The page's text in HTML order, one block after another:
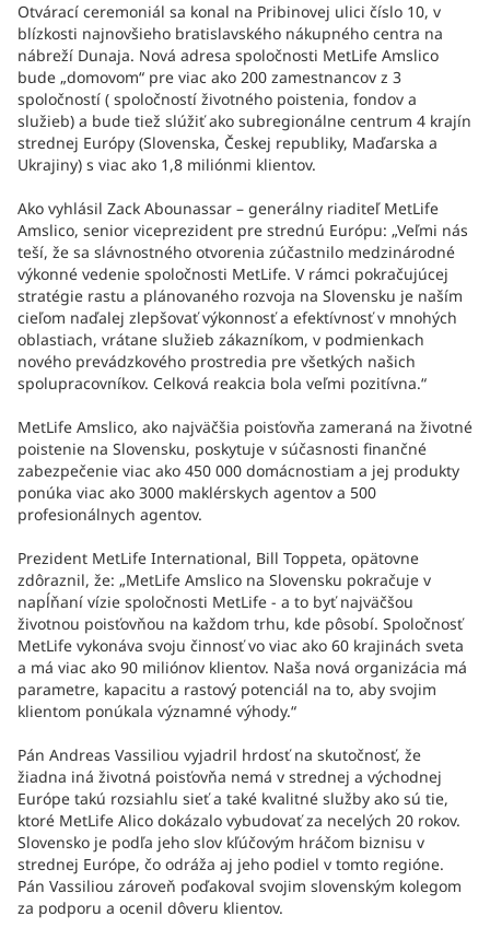
Otvárací ceremoniál sa konal na Pribinovej ulici číslo 10, v
blízkosti najnovšieho bratislavského nákupného centra na
nábreží Dunaja. Nová adresa spoločnosti MetLife Amslico
bude „domovom“ pre viac ako 200 zamestnancov z 3
spoločností ( spoločností životného poistenia, fondov a
služieb) a bude tiež slúžiť ako subregionálne centrum 4 krajín
strednej Európy (Slovenska, Českej republiky, Maďarska a
Ukrajiny) s viac ako 1,8 miliónmi klientov.
Ako vyhlásil Zack Abounassar – generálny riaditeľ MetLife
Amslico, senior viceprezident pre strednú Európu: „Veľmi nás
teší, že sa slávnostného otvorenia zúčastnilo medzinárodné
výkonné vedenie spoločnosti MetLife. V rámci pokračujúcej
stratégie rastu a plánovaného rozvoja na Slovensku je naším
cieľom naďalej zlepšovať výkonnosť a efektívnosť v mnohých
oblastiach, vrátane služieb zákazníkom, v podmienkach
nového prevádzkového prostredia pre všetkých našich
spolupracovníkov. Celková reakcia bola veľmi pozitívna.“
MetLife Amslico, ako najväčšia poisťovňa zameraná na životné
poistenie na Slovensku, poskytuje v súčasnosti finančné
zabezpečenie viac ako 450 000 domácnostiam a jej produkty
ponúka viac ako 3000 maklérskych agentov a 500
profesionálnych agentov.
Prezident MetLife International, Bill Toppeta, opätovne
zdôraznil, že: „MetLife Amslico na Slovensku pokračuje v
napĺňaní vízie spoločnosti MetLife - a to byť najväčšou
životnou poisťovňou na každom trhu, kde pôsobí. Spoločnosť
MetLife vykonáva svoju činnosť vo viac ako 60 krajinách sveta
a má viac ako 90 miliónov klientov. Naša nová organizácia má
parametre, kapacitu a rastový potenciál na to, aby svojim
klientom ponúkala významné výhody.“
Pán Andreas Vassiliou vyjadril hrdosť na skutočnosť, že
žiadna iná životná poisťovňa nemá v strednej a východnej
Európe takú rozsiahlu sieť a také kvalitné služby ako sú tie,
ktoré MetLife Alico dokázalo vybudovať za necelých 20 rokov.
Slovensko je podľa jeho slov kľúčovým hráčom biznisu v
strednej Európe, čo odráža aj jeho podiel v tomto regióne.
Pán Vassiliou zároveň poďakoval svojim slovenským kolegom
za podporu a ocenil dôveru klientov.